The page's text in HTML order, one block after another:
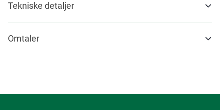
Tekniske detaljer
Omtaler